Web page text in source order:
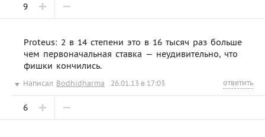
9
Proteus: 2 в 14 степени это в 16 тысяч раз больше
чем первоначальная ставка — неудивительно, что
фишки кончились.
Написал Bodhidharma 26.01.13 в 17:03 ответить
6